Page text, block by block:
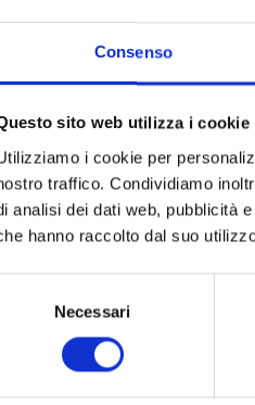
Consenso
sito web utilizza i cookie
i cookie per
traffico. Condividiamo
analisi dei dati web, pubblicità
hanno raccolto dal suo
Necessari
con questo tag</li>
to do and see in the
An immediate